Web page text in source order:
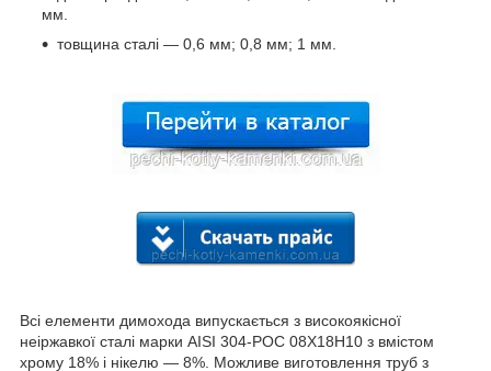
мм.
товщина сталі — 0,6 мм; 0,8 мм; 1 мм.
Всі елементи димохода випускається з високоякісної
неіржавкої сталі марки AISI 304-POC 08X18H10 з вмістом
хрому 18% і нікелю — 8%. Можливе виготовлення труб з